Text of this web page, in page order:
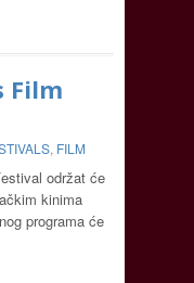
Film
, FILM
održat će
kinima
programa će